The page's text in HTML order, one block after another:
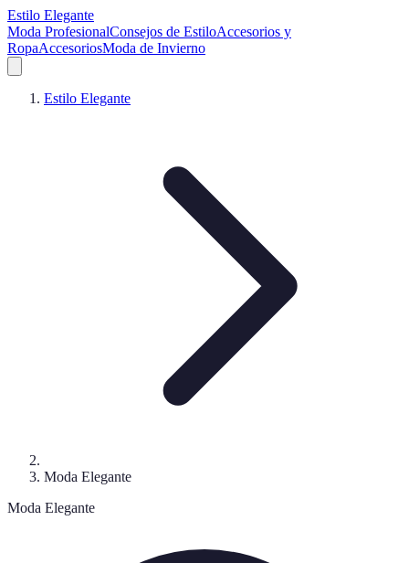
Estilo Elegante
Moda ProfesionalConsejos de EstiloAccesorios y
RopaAccesoriosModa de Invierno
Estilo Elegante
Moda Elegante
Moda Elegante